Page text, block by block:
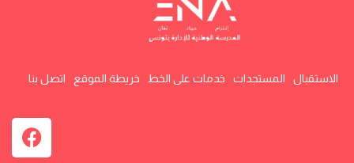
الاستقبال المستجدات خدمات على الخط خريطة الموقع اتصل بنا